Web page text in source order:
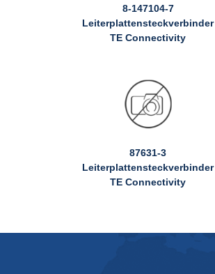
8-147104-7
Leiterplattensteckverbinder
TE Connectivity
87631-3
Leiterplattensteckverbinder
TE Connectivity